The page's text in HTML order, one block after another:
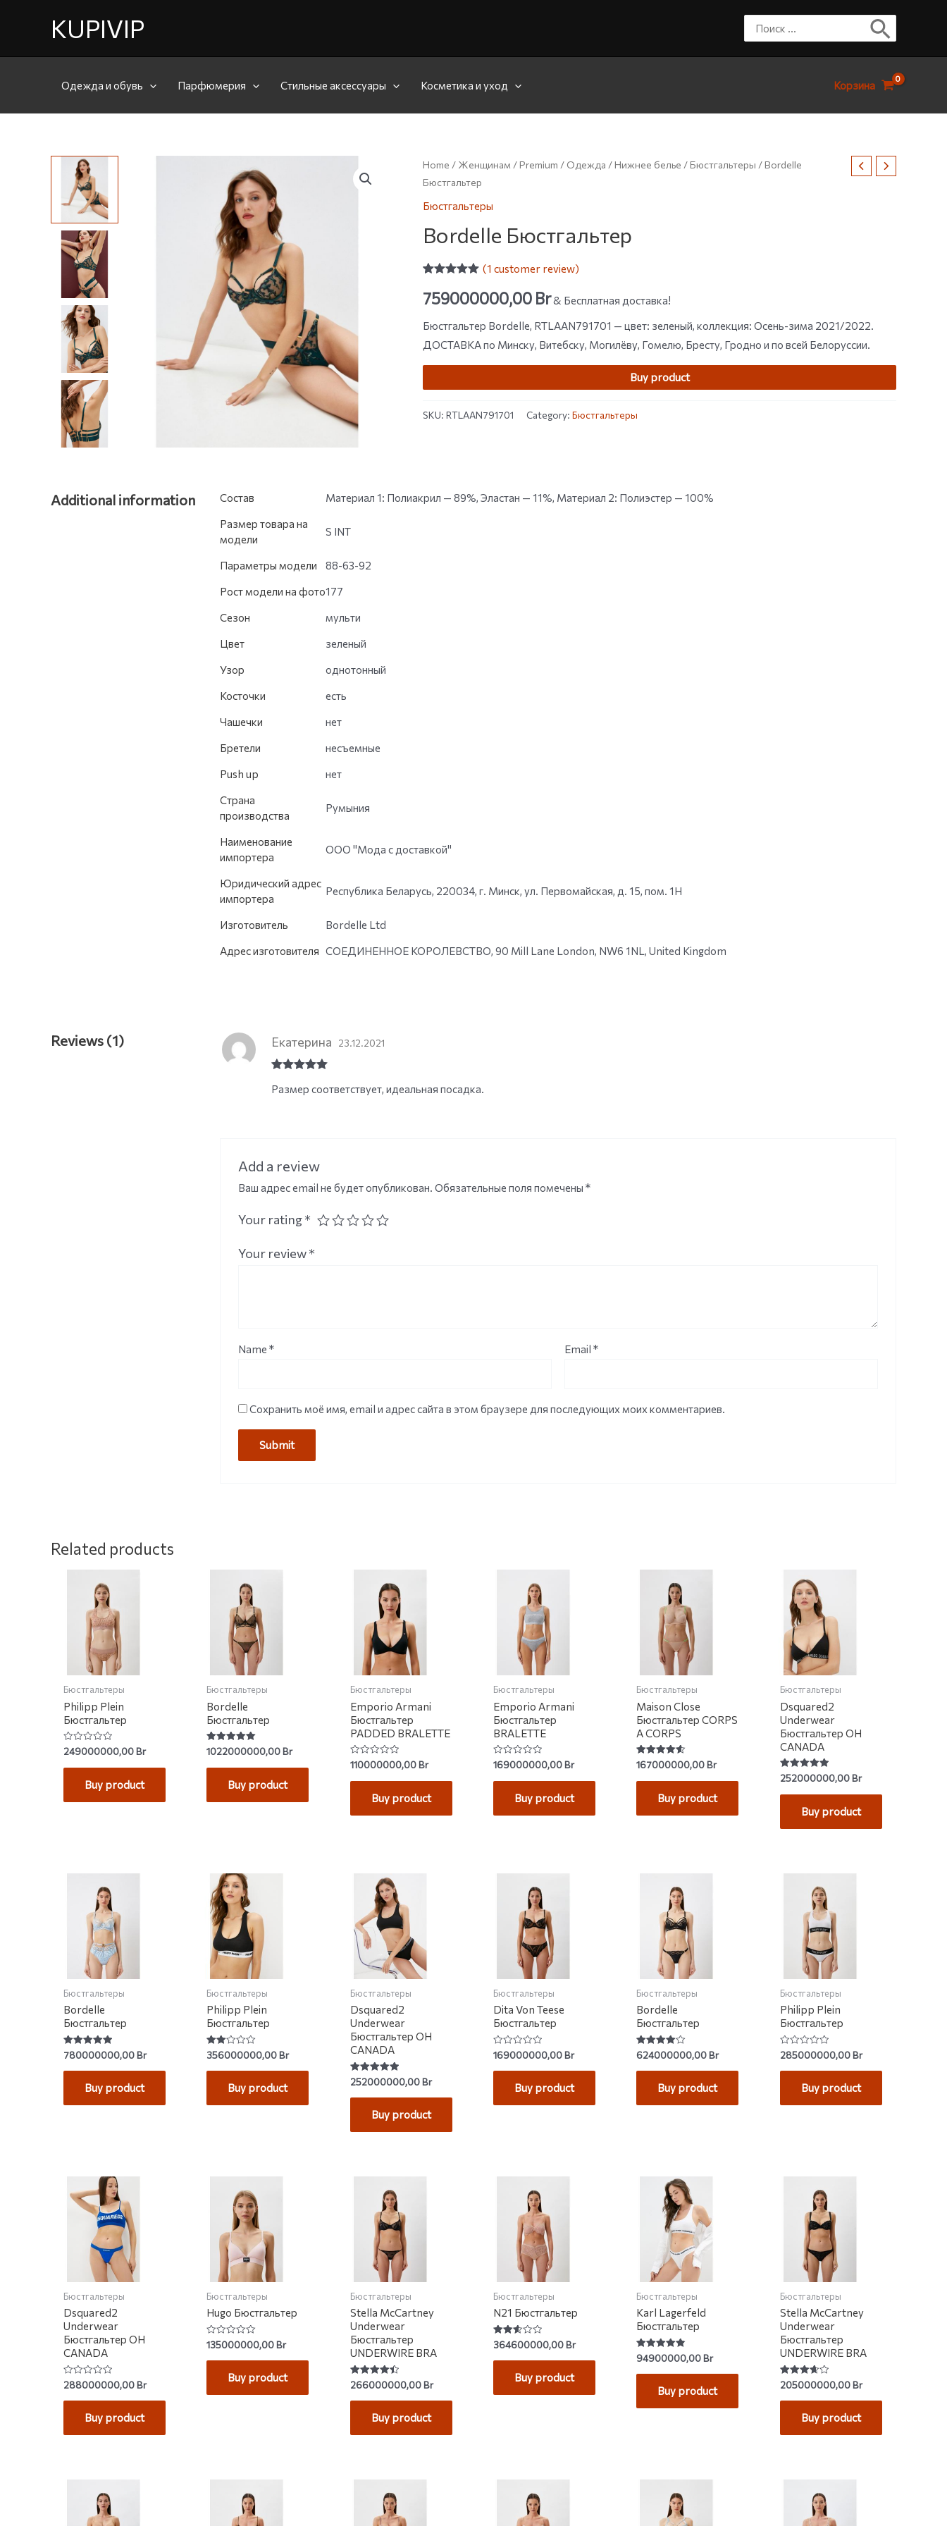
KUPIVIP
Одежда и обувь Парфюмерия Стильные аксессуары Косметика и уход Корзина
Home / Женщинам /Premium / Одежда /Нижнее белье /Бюстгальтеры / Bordelle
Бюстгальтер
Бюстгальтеры
Bordelle Бюстгальтер
out of 5
based on
rating
(1 customer review)
759000000,00 Br& Бесплатная доставка!
Бюстгальтер Bordelle, RTLAAN791701 — цвет: зеленый, коллекция: Осень-зима 2021/2022.
ДОСТАВКА по Минску, Витебску, Могилёву, Гомелю, Бресту, Гродно и по всей Белоруссии.
Buy product
SKU: RTLAAN791701 Category: Бюстгальтеры
Additional information Состав Материал 1: Полиакрил — 89%, Эластан — 11%, Материал 2: Полиэстер — 100%
Размер товара на
модели
S INT
Параметры модели 88-63-92
Рост модели на фото177
Сезон мульти
Цвет зеленый
Узор однотонный
Косточки есть
Чашечки нет
Бретели несъемные
Push up нет
Страна
производства
Румыния
Наименование
импортера
ООО "Мода с доставкой"
Юридический адрес
импортера
Республика Беларусь, 220034, г. Минск, ул. Первомайская, д. 15, пом. 1Н
Изготовитель Bordelle Ltd
Адрес изготовителя СОЕДИНЕННОЕ КОРОЛЕВСТВО, 90 Mill Lane London, NW6 1NL, United Kingdom
Reviews (1)
of 5
Екатерина 23.12.2021
Размер соответствует, идеальная посадка.
Add a review
Ваш адрес email не будет опубликован. Обязательные поля помечены*
Your rating*
Your review*
Name* Email*
Сохранить моё имя, email и адрес сайта в этом браузере для последующих моих комментариев.
Related products
Бюстгальтеры
Philipp Plein
Бюстгальтер
Rated
0
out
249000000,00Br
Buy product
Бюстгальтеры
Bordelle
Бюстгальтер
Rated
5.00
out of 5
1022000000,00Br
Buy product
Бюстгальтеры
Emporio Armani
Бюстгальтер
PADDED BRALETTE
Rated
0
out
110000000,00Br
Buy product
Бюстгальтеры
Emporio Armani
Бюстгальтер
BRALETTE
Rated
0
out
169000000,00Br
Buy product
Бюстгальтеры
Maison Close
Бюстгальтер CORPS
A CORPS
Rated
4.57
out of 5
167000000,00Br
Buy product
Бюстгальтеры
Dsquared2
Underwear
Бюстгальтер OH
CANADA
Rated
5.00
out of 5
252000000,00Br
Buy product
Бюстгальтеры
Bordelle
Бюстгальтер
Rated
5.00
out of 5
780000000,00Br
Buy product
Бюстгальтеры
Philipp Plein
Бюстгальтер
Rated
2.00
out
356000000,00Br
Buy product
Бюстгальтеры
Dsquared2
Underwear
Бюстгальтер OH
CANADA
Rated
5.00
out of 5
252000000,00Br
Buy product
Бюстгальтеры
Dita Von Teese
Бюстгальтер
Rated
0
out
169000000,00Br
Buy product
Бюстгальтеры
Bordelle
Бюстгальтер
Rated
4.00
out of 5
624000000,00Br
Buy product
Бюстгальтеры
Philipp Plein
Бюстгальтер
Rated
0
out
285000000,00Br
Buy product
Бюстгальтеры
Dsquared2
Underwear
Бюстгальтер OH
CANADA
Rated
0
out
288000000,00Br
Buy product
Бюстгальтеры
Hugo Бюстгальтер
Rated
0
out
135000000,00Br
Buy product
Бюстгальтеры
Stella McCartney
Underwear
Бюстгальтер
UNDERWIRE BRA
Rated
4.50
out of 5
266000000,00Br
Buy product
Бюстгальтеры
N21 Бюстгальтер
Rated
2.60
out of
364600000,00Br
Buy product
Бюстгальтеры
Karl Lagerfeld
Бюстгальтер
Rated
4.91
out of 5
94900000,00Br
Buy product
Бюстгальтеры
Stella McCartney
Underwear
Бюстгальтер
UNDERWIRE BRA
Rated
3.67
out of 5
205000000,00Br
Buy product